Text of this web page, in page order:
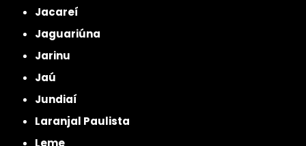
Jacareí
Jaguariúna
Jarinu
Jaú
Jundiaí
Laranjal Paulista
Leme